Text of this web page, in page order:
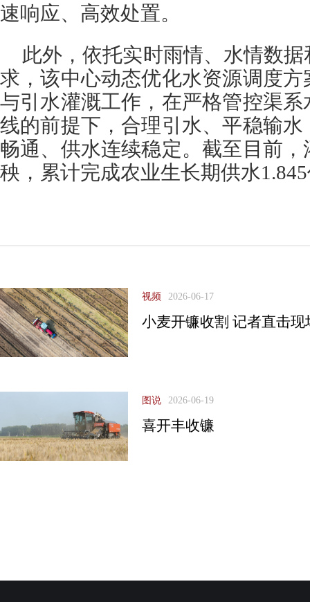
速响应、高效处置。
此外，依托实时雨情、水情数
求，该中心动态优化水资源调度
与引水灌溉工作，在严格管控渠
线的前提下，合理引水、平稳输
畅通、供水连续稳定。截至目前
秧，累计完成农业生长期供水
视频 2026-06-17
小麦开镰收割 记者直击现
图说 2026-06-19
喜开丰收镰